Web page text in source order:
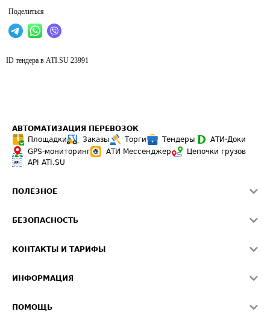
Поделиться
ID тендера в ATI.SU 23991
АВТОМАТИЗАЦИЯ ПЕРЕВОЗОК
Площадки
Заказы Торги Тендеры
АТИ-Доки
GPS-мониторинг
АТИ Мессенджер
Цепочки грузов
API ATI.SU
ПОЛЕЗНОЕ
Звезды ATI.SU на вашем сайте
Средние ставки
БЕЗОПАСНОСТЬ
Светофор+
О формировании Паспорта
КОНТАКТЫ И ТАРИФЫ
Реклама на сайте
ИНФОРМАЦИЯ
ПОМОЩЬ